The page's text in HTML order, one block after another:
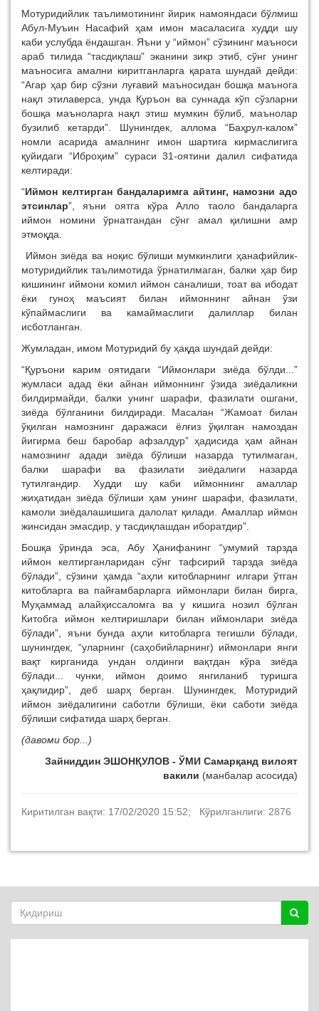
Мотуридийлик таълимотининг йирик намояндаси бўлмиш
Абул-Муъин Насафий ҳам имон масаласига худди шу
каби услубда ёндашган. Яъни у “иймон” сўзининг маъноси
араб тилида “тасдиқлаш” эканини зикр этиб, сўнг унинг
маъносига амални киритганларга қарата шундай дейди:
“Агар ҳар бир сўзни луғавий маъносидан бошқа маънога
нақл этилаверса, унда Қуръон ва суннада кўп сўзларни
бошқа маъноларга нақл этиш мумкин бўлиб, маънолар
бузилиб кетарди”. Шунингдек, аллома “Баҳрул-калом”
номли асарида амалнинг имон шартига кирмаслигига
қуйидаги “Иброҳим” сураси 31-оятини далил сифатида
келтиради:
“Иймон келтирган бандаларимга айтинг, намозни адо
этсинлар”, яъни оятга кўра Алло таоло бандаларга
иймон номини ўрнатгандан сўнг амал қилишни амр
этмоқда.
Иймон зиёда ва ноқис бўлиши мумкинлиги ҳанафийлик-
мотуридийлик таълимотида ўрнатилмаган, балки ҳар бир
кишининг иймони комил иймон саналиши, тоат ва ибодат
ёки гуноҳ маъсият билан иймоннинг айнан ўзи
кўпаймаслиги ва камаймаслиги далиллар билан
исботланган.
Жумладан, имом Мотуридий бу ҳақда шундай дейди:
“Қуръони карим оятидаги “Иймонлари зиёда бўлди...”
жумласи адад ёки айнан иймоннинг ўзида зиёдаликни
билдирмайди, балки унинг шарафи, фазилати ошгани,
зиёда бўлганини билдиради. Масалан “Жамоат билан
ўқилган намознинг даражаси ёлғиз ўқилган намоздан
йигирма беш баробар афзалдур” ҳадисида ҳам айнан
намознинг адади зиёда бўлиши назарда тутилмаган,
балки шарафи ва фазилати зиёдалиги назарда
тутилгандир. Худди шу каби иймоннинг амаллар
жиҳатидан зиёда бўлиши ҳам унинг шарафи, фазилати,
камоли зиёдалашишига далолат қилади. Амаллар иймон
жинсидан эмасдир, у тасдиқлашдан иборатдир”.
Бошқа ўринда эса, Абу Ҳанифанинг “умумий тарзда
иймон келтирганларидан сўнг тафсирий тарзда зиёда
бўлади”, сўзини ҳамда “аҳли китобларнинг илгари ўтган
китобларга ва пайғамбарларга иймонлари билан бирга,
Муҳаммад алайҳиссаломга ва у кишига нозил бўлган
Китобга иймон келтиришлари билан иймонлари зиёда
бўлади”, яъни бунда аҳли китобларга тегишли бўлади,
шунингдек, “уларнинг (саҳобийларнинг) иймонлари янги
вақт кирганида ундан олдинги вақтдан кўра зиёда
бўлади... чунки, иймон доимо янгиланиб туришга
ҳақлидир”, деб шарҳ берган. Шунингдек, Мотуридий
иймон зиёдалигини саботли бўлиши, ёки саботи зиёда
бўлиши сифатида шарҳ берган.
(давоми бор...)
Зайниддин ЭШОНҚУЛОВ - ЎМИ Самарқанд вилоят
вакили (манбалар асосида)
Киритилган вақти: 17/02/2020 15:52; Кўрилганлиги: 2876